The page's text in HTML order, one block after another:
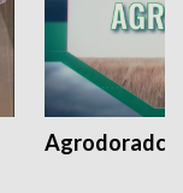
Agrodoradcy